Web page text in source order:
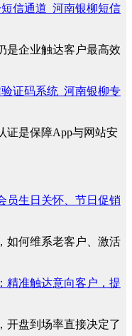
信通道_河南银柳短信
是企业触达客户最高效
证码系统_河南银柳专
证是保障App与网站安
员生日关怀、节日促销
如何维系老客户、激活
精准触达意向客户，提
开盘到场率直接决定了